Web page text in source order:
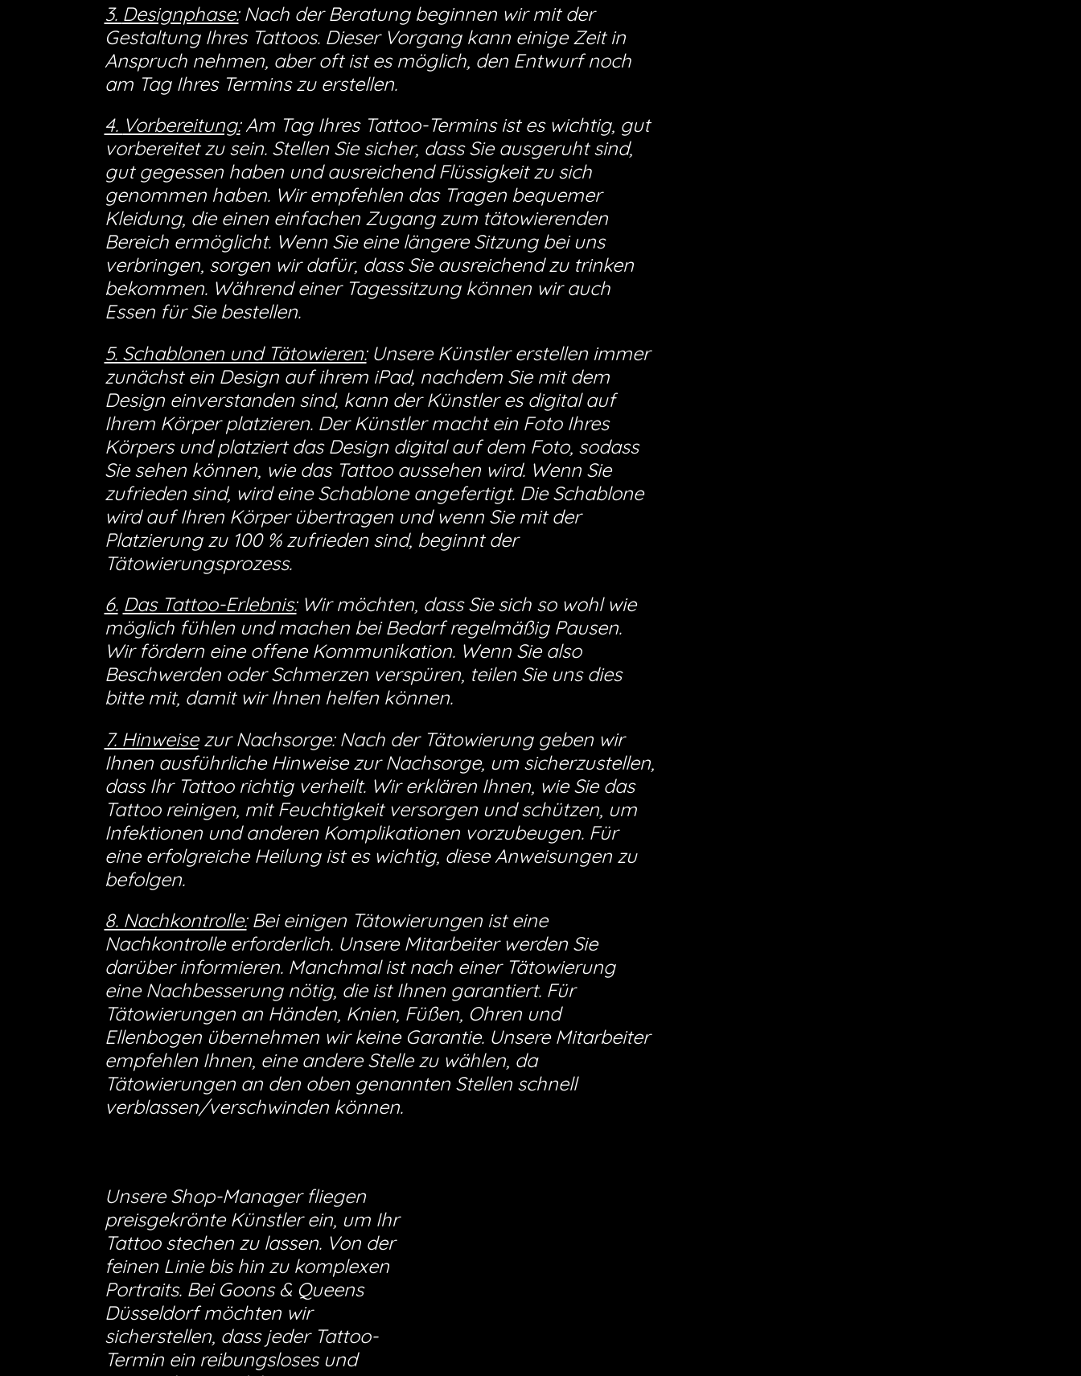
3. Designphase:Nach der Beratung beginnen wir mit der
Gestaltung Ihres Tattoos. Dieser Vorgang kann einige Zeit in
Anspruch nehmen, aber oft ist es möglich, den Entwurf noch
am Tag Ihres Termins zu erstellen.
4. Vorbereitung:Am Tag Ihres Tattoo-Termins ist es wichtig, gut
vorbereitet zu sein. Stellen Sie sicher, dass Sie ausgeruht sind,
gut gegessen haben und ausreichend Flüssigkeit zu sich
genommen haben. Wir empfehlen das Tragen bequemer
Kleidung, die einen einfachen Zugang zum tätowierenden
Bereich ermöglicht. Wenn Sie eine längere Sitzung bei uns
verbringen, sorgen wir dafür, dass Sie ausreichend zu trinken
bekommen. Während einer Tagessitzung können wir auch
Essen für Sie bestellen.
5. Schablonen und Tätowieren:Unsere Künstler erstellen immer
zunächst ein Design auf ihrem iPad, nachdem Sie mit dem
Design einverstanden sind, kann der Künstler es digital auf
Ihrem Körper platzieren. Der Künstler macht ein Foto Ihres
Körpers und platziert das Design digital auf dem Foto, sodass
Sie sehen können, wie das Tattoo aussehen wird. Wenn Sie
zufrieden sind, wird eine Schablone angefertigt. Die Schablone
wird auf Ihren Körper übertragen und wenn Sie mit der
Platzierung zu 100 % zufrieden sind, beginnt der
Tätowierungsprozess.
6. Das Tattoo-Erlebnis:Wir möchten, dass Sie sich so wohl wie
möglich fühlen und machen bei Bedarf regelmäßig Pausen.
Wir fördern eine offene Kommunikation. Wenn Sie also
Beschwerden oder Schmerzen verspüren, teilen Sie uns dies
bitte mit, damit wir Ihnen helfen können.
7. Hinweisezur Nachsorge: Nach der Tätowierung geben wir
Ihnen ausführliche Hinweise zur Nachsorge, um sicherzustellen,
dass Ihr Tattoo richtig verheilt. Wir erklären Ihnen, wie Sie das
Tattoo reinigen, mit Feuchtigkeit versorgen und schützen, um
Infektionen und anderen Komplikationen vorzubeugen. Für
eine erfolgreiche Heilung ist es wichtig, diese Anweisungen zu
befolgen.
8. Nachkontrolle:Bei einigen Tätowierungen ist eine
Nachkontrolle erforderlich. Unsere Mitarbeiter werden Sie
darüber informieren. Manchmal ist nach einer Tätowierung
eine Nachbesserung nötig, die ist Ihnen garantiert. Für
Tätowierungen an Händen, Knien, Füßen, Ohren und
Ellenbogen übernehmen wir keine Garantie. Unsere Mitarbeiter
empfehlen Ihnen, eine andere Stelle zu wählen, da
Tätowierungen an den oben genannten Stellen schnell
verblassen/verschwinden können.
Unsere Shop-Manager fliegen
preisgekrönte Künstler ein, um Ihr
Tattoo stechen zu lassen. Von der
feinen Linie bis hin zu komplexen
Portraits. Bei Goons & Queens
Düsseldorf möchten wir
sicherstellen, dass jeder Tattoo-
Termin ein reibungsloses und